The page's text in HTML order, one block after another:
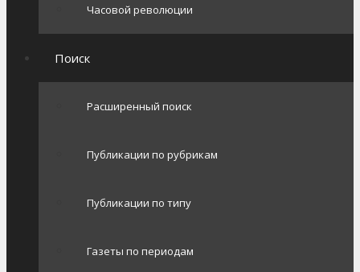
Часовой революции
Поиск
Расширенный поиск
Публикации по рубрикам
Публикации по типу
Газеты по периодам